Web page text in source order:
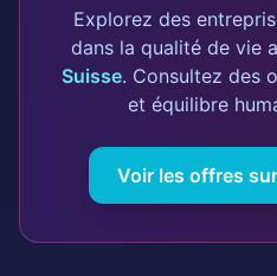
Explorez des
dans la qualité de vie
Suisse. Consultez des
et équilibre
Voir les offres